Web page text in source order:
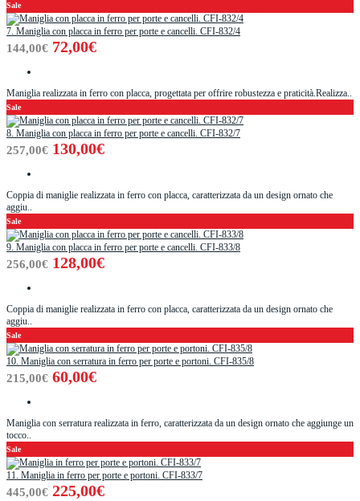
Sale
7. Maniglia con placca in ferro per porte e cancelli. CFI-832/4
144,00€ 72,00€
Maniglia realizzata in ferro con placca, progettata per offrire robustezza e praticità.Realizza..
Sale
8. Maniglia con placca in ferro per porte e cancelli. CFI-832/7
257,00€ 130,00€
Coppia di maniglie realizzata in ferro con placca, caratterizzata da un design ornato che
aggiu..
Sale
9. Maniglia con placca in ferro per porte e cancelli. CFI-833/8
256,00€ 128,00€
Coppia di maniglie realizzata in ferro con placca, caratterizzata da un design ornato che
aggiu..
Sale
10. Maniglia con serratura in ferro per porte e portoni. CFI-835/8
215,00€ 60,00€
Maniglia con serratura realizzata in ferro, caratterizzata da un design ornato che aggiunge un
tocco..
Sale
11. Maniglia in ferro per porte e portoni. CFI-833/7
445,00€ 225,00€